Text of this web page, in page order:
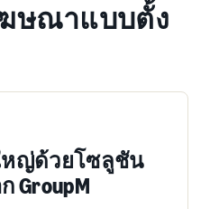
ษณาแบบตั้ง
หญ่ด้วยโซลูชัน
GroupM